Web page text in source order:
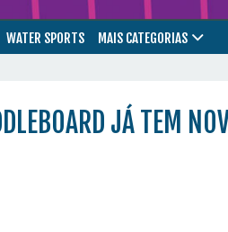
WATER SPORTS MAIS CATEGORIAS
JÁ TEM